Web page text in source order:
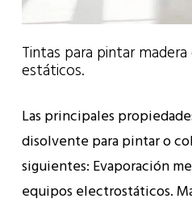
Tintas para pintar
estáticos.
Las principales
disolvente para pintar o
siguientes: Evaporación
equipos electrostáticos.